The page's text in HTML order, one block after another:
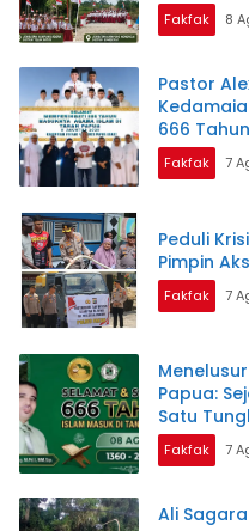
Fakfak 8
Pastor
666
Fakfak 7
Peduli
Pimpin
Fakfak 7
Papua:
Satu
Fakfak 7
Ali